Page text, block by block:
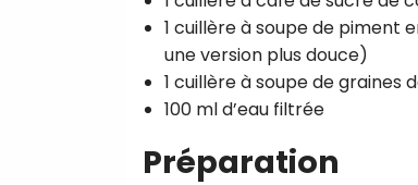
1 cuillère à soupe de piment
une version plus douce)
1 cuillère à soupe de graines
100 ml d’eau filtrée
Préparation